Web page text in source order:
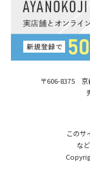
〒606-8375 京
このサ
な